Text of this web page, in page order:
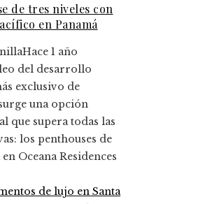
de tres niveles con
en Panamá
Hace 1 año
del desarrollo
exclusivo de
una opción
que supera todas las
los penthouses de
Oceana Residences